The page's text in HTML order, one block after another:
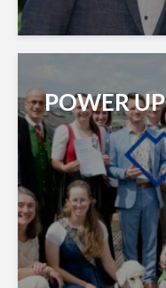
POWER